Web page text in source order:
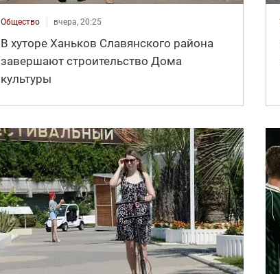
Общество вчера, 20:25
В хуторе Ханьков Славянского района
завершают строительство Дома
культуры